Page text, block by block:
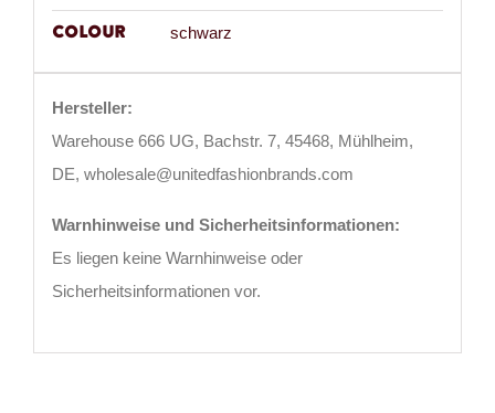
Colour schwarz
Hersteller:
Warehouse 666 UG, Bachstr. 7, 45468, Mühlheim,
DE, wholesale@unitedfashionbrands.com
Warnhinweise und Sicherheitsinformationen:
Es liegen keine Warnhinweise oder
Sicherheitsinformationen vor.